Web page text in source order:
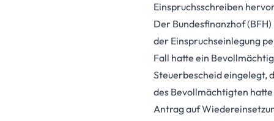
Einspruchsschreiben
Der Bundesfinanzhof
der Einspruchseinlegung
Fall hatte ein
Steuerbescheid eingelegt,
des Bevollmächtigten
Antrag auf